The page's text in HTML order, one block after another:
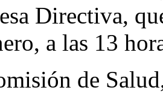
Directiva,
a las 13
de